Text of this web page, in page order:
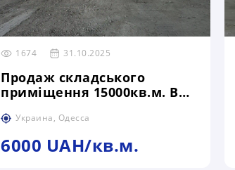
1674 31.10.2025
Продаж складського
приміщення 15000кв.м. В
Украина, Одесса
6000 UAH/кв.м.